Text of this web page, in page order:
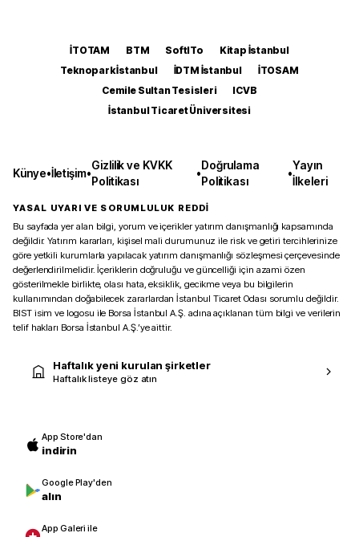
İTOTAM BTM SoftITo
Kitap İstanbul
Teknopark İstanbul
İDTM İstanbul
İTOSAM
Cemile Sultan Tesisleri
ICVB
İstanbul Ticaret Üniversitesi
Künye•İletişim•
Gizlilik ve KVKK
Politikası
•
Doğrulama
Politikası
•
Yayın
İlkeleri
YASAL UYARI VE SORUMLULUK REDDİ
Bu sayfada yer alan bilgi, yorum ve içerikler yatırım danışmanlığı kapsamında
değildir. Yatırım kararları, kişisel mali durumunuz ile risk ve getiri tercihlerinize
göre yetkili kurumlarla yapılacak yatırım danışmanlığı sözleşmesi çerçevesinde
değerlendirilmelidir. İçeriklerin doğruluğu ve güncelliği için azami özen
gösterilmekle birlikte, olası hata, eksiklik, gecikme veya bu bilgilerin
kullanımından doğabilecek zararlardan İstanbul Ticaret Odası sorumlu değildir.
BIST isim ve logosu ile Borsa İstanbul A.Ş. adına açıklanan tüm bilgi ve verilerin
telif hakları Borsa İstanbul A.Ş.’ye aittir.
Haftalık yeni kurulan şirketler
Haftalık listeye göz atın
App Store'dan
indirin
Google Play'den
alın
App Galeri ile